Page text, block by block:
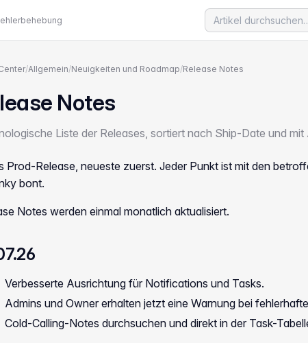
/Allgemein/Neuigkeiten und Roadmap/Release Notes
Notes
Liste der Releases, sortiert nach Ship-Date und
Prod-Release, neueste zuerst. Jeder Punkt ist mit den
bont.
Notes werden einmal monatlich aktualisiert.
Verbesserte Ausrichtung für Notifications und Tasks.
Admins und Owner erhalten jetzt eine Warnung bei
Cold-Calling-Notes durchsuchen und direkt in der Task-